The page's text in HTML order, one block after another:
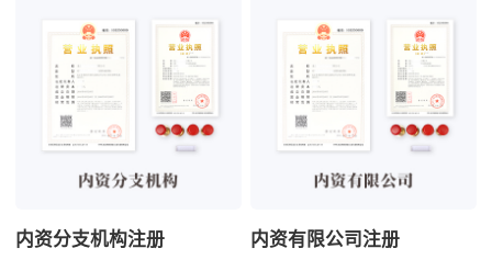
内资分支机构注册 内资有限公司注册